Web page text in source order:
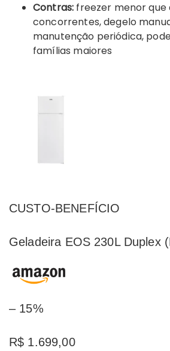
Contras: freezer menor que
concorrentes, degelo
manutenção periódica,
famílias maiores
CUSTO-BENEFÍCIO
Geladeira EOS 230L Duplex
– 15%
R$ 1.699,00